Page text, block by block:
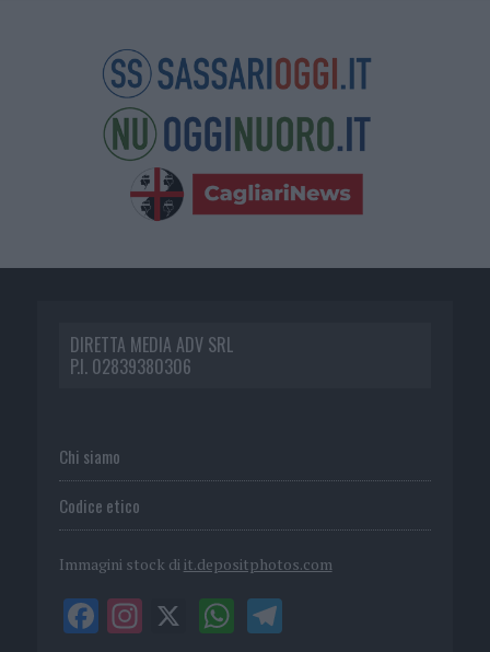
DIRETTA MEDIA ADV SRL
P.I. 02839380306
Chi siamo
Codice etico
Immagini stock di it.depositphotos.com